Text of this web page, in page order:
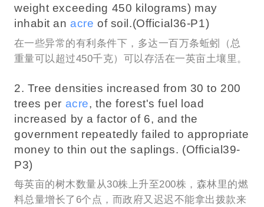
weight exceeding 450 kilograms) may
inhabit an acre of soil.(Official36-P1)
在一些异常的有利条件下，多达一百万条蚯蚓（总
重量可以超过450千克）可以存活在一英亩土壤里。
2. Tree densities increased from 30 to 200
trees per acre, the forest's fuel load
increased by a factor of 6, and the
government repeatedly failed to appropriate
money to thin out the saplings. (Official39-
P3)
每英亩的树木数量从30株上升至200株，森林里的燃
料总量增长了6个点，而政府又迟迟不能拿出拨款来